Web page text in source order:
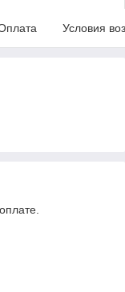
Условия